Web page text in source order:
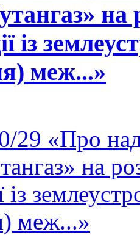
на
із
меж...»
29 «Про
на
із
меж...»